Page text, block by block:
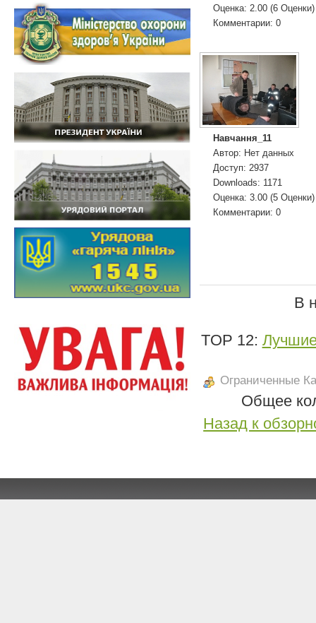
Оценка: 2.00 (6
Комментарии: 0
Навчання_11
Автор: Нет данных
Доступ: 2937
Downloads: 1171
Оценка: 3.00 (5
Комментарии: 0
В
TOP 12:
Ограниченные
Общее
Назад к